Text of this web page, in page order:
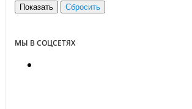
МЫ В СОЦСЕТЯХ